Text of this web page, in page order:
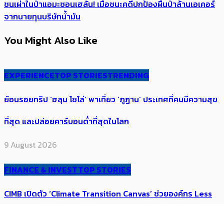
ชนเผ่าในป่าแอมะซอนเฮลั่น! เมื่อชนะคดีปกป้องผืนป่าล้านเอเคอร์
จากนายทุนบริษัทน้ำมัน
You Might Also Like
EXPERIENCETOP STORIESTRENDING
ย้อนรอยทริป ‘ฮลุน โซโล่’ ​​พาเที่ยว ‘ภูฏาน’ ประเทศ​ที่คน​มีความสุข​
ที่สุด​​ และปล่อยคาร์​บอนต่ำที่สุดในโลก
9 August 2026
FINANCE & INVESTTOP STORIES
CIMB เปิดตัว ‘Climate Transition Canvas’ ช่วย​องค์กร​ Less